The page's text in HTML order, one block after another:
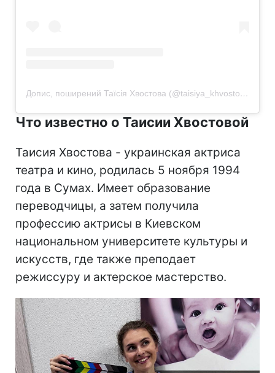
Допис, поширений Таїсія Хвостова (@taisiya_khvostova)
Что известно о Таисии Хвостовой
Таисия Хвостова - украинская актриса
театра и кино, родилась 5 ноября 1994
года в Сумах. Имеет образование
переводчицы, а затем получила
профессию актрисы в Киевском
национальном университете культуры и
искусств, где также преподает
режиссуру и актерское мастерство.